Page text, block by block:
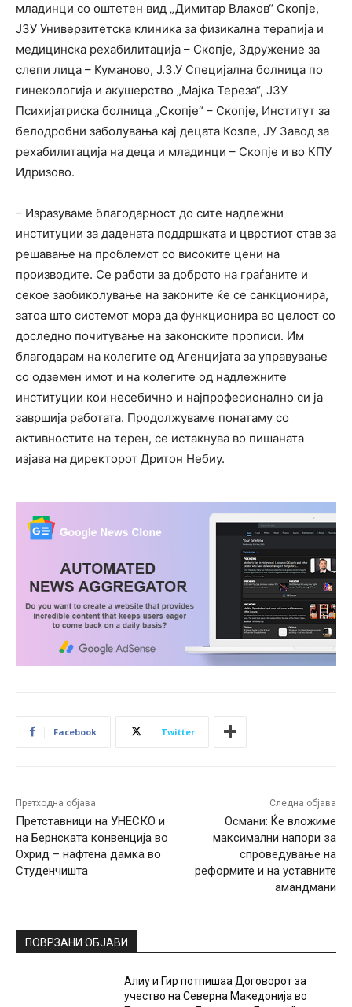
младинци со оштетен вид „Димитар Влахов“ Скопје,
ЈЗУ Универзитетска клиника за физикална терапија и
медицинска рехабилитација – Скопје, Здружение за
слепи лица – Куманово, Ј.З.У Специјална болница по
гинекологија и акушерство „Мајка Тереза“, ЈЗУ
Психијатриска болница „Скопје“ – Скопје, Институт за
белодробни заболувања кај децата Козле, ЈУ Завод за
рехабилитација на деца и младинци – Скопје и во КПУ
Идризово.
– Изразуваме благодарност до сите надлежни
институции за дадената поддршката и цврстиот став за
решавање на проблемот со високите цени на
производите. Се работи за доброто на граѓаните и
секое заобиколување на законите ќе се санкционира,
затоа што системот мора да функционира во целост со
доследно почитување на законските прописи. Им
благодарам на колегите од Агенцијата за управување
со одземен имот и на колегите од надлежните
институции кои несебично и најпрофесионално си ја
завршија работата. Продолжуваме понатаму со
активностите на терен, се истакнува во пишаната
изјава на директорот Дритон Небиу.
Facebook Twitter
Претходна објава
Претставници на УНЕСКО и
на Бернската конвенција во
Охрид – нафтена дамка во
Студенчишта
Следна објава
Османи: Ќе вложиме
максимални напори за
спроведување на
реформите и на уставните
амандмани
ПОВРЗАНИ ОБЈАВИ
Алиу и Гир потпишаа Договорот за
учество на Северна Македонија во